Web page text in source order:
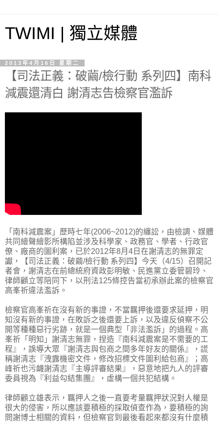
TWIMI | 獨立媒體
2013年4月16日 星期二
【司法正義：破繭/檢行動 系列四】南科
減震還清白 謝清志告檢察官濫訴
「南科減震案」歷時七年(2006~2012)的纏訟，由檢調、媒體
共同繪聲繪影所構陷並涉及科學家、政務官、學者、行政官
僚、廠商的圖利案，已於2012年8月4日在謝清志的無罪定
讞，【司法正義：破繭/檢行動 系列四】今天（4/15）召開記
者會，謝清志在前總統府資政彭明敏、民進黨立委管碧玲、
律師顧立等陪同下，以刑法125條控告當初承辦此案的檢察官
高峯祈違法濫訴。
檢察官高峯祈在沒有新的事證，不當羈押後還要求延押，明
知沒有新的事證，在敗訴之後還要上訴，以及違反偵察不公
開等種種惡行劣跡，就是一個典型「非法濫訴」的過程。高
峯祈「明知」謝清志無罪，捏造『南科減震案是不需要的工
程』，誤導大眾『謝清志與包商之間多年好友的關係』，謊
稱謝清志『洩露機密文件，修改招標文件圖利給包商』；高
峰祈也污衊謝清志『主導評審結果』，惡意地把九人的評審
委員視為『利益勾結集團』，虛構一個共犯結構。
律師顧立雄表示，羈押人之後一直要考量羈押狀況對人權是
很大的侵害，所以應該要積極的採取偵查作為，要積極的詢
問謝博士相關的資料，但檢察官到最後看起來都沒有什麼積